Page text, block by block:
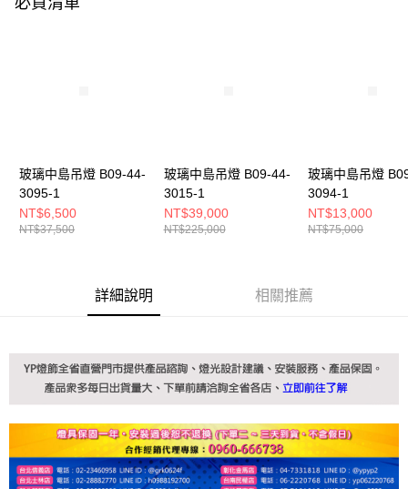
４．使用「AFTEE先享後付」時，將依據個別帳號之用戶狀況，依本公司即
時審查核予不同之上限額度；若仍有額度不足之情形，本公司將視審查結果
５．嚴禁一人註冊多個帳號或使用他人資訊註冊。若發現惡意使用之情形，
恩沛科技股份有限公司將有權停止該用戶之使用額度並採取法律行動。
玻璃中島吊燈 B09-44-
3095-1
NT$6,500
NT$37,500
玻璃中島吊燈 B09-44-
3015-1
NT$39,000
NT$225,000
玻璃中島吊燈
3094-1
NT$13,000
NT$75,000
詳細說明 相關推薦